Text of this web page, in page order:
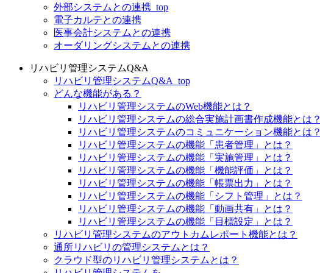
外部システムとの連携_top
電子カルテとの連携
医事会計システムとの連携
オーダリングシステムとの連携
リハビリ管理システムQ&A
リハビリ管理システムQ&A_top
どんな機能がある？
リハビリ管理システムのWeb機能とは？
リハビリ管理システムの総合実施計画書作成機能とは？
リハビリ管理システムのコミュニケーション機能とは？
リハビリ管理システムの機能「患者管理」とは？
リハビリ管理システムの機能「実施管理」とは？
リハビリ管理システムの機能「機能評価」とは？
リハビリ管理システムの機能「帳票出力」とは？
リハビリ管理システムの機能「シフト管理」とは？
リハビリ管理システムの機能「動画共有」とは？
リハビリ管理システムの機能「目標設定」とは？
リハビリ管理システムのアウトカムレポート機能とは？
通所リハビリの管理システムとは？
クラウド型のリハビリ管理システムとは？